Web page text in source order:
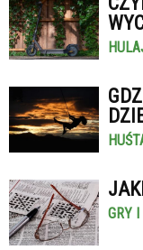
GRY